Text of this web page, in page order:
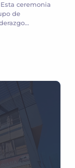
ceremonia
de